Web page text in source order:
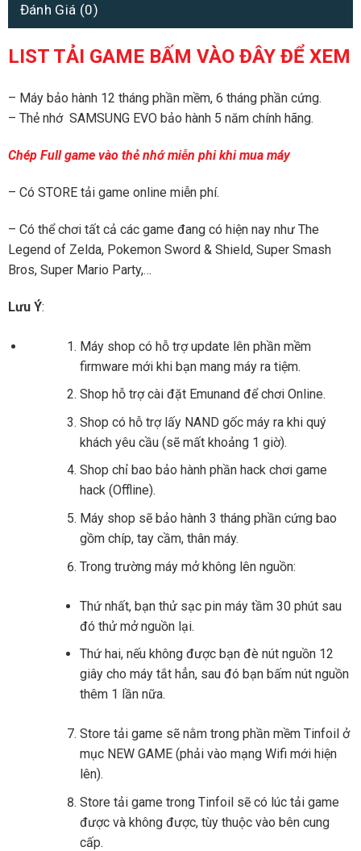
Đánh Giá (0)
LIST TẢI GAME BẤM VÀO ĐÂY ĐỂ XEM
– Máy bảo hành 12 tháng phần mềm, 6 tháng phần cứng.
– Thẻ nhớ SAMSUNG EVO bảo hành 5 năm chính hãng.
Chép Full game vào thẻ nhớ miễn phi khi mua máy
– Có STORE tải game online miễn phí.
– Có thể chơi tất cả các game đang có hiện nay như The
Legend of Zelda, Pokemon Sword & Shield, Super Smash
Bros, Super Mario Party,…
Lưu Ý:
Máy shop có hỗ trợ update lên phần mềm
firmware mới khi bạn mang máy ra tiệm.
Shop hỗ trợ cài đặt Emunand để chơi Online.
Shop có hỗ trợ lấy NAND gốc máy ra khi quý
khách yêu cầu (sẽ mất khoảng 1 giờ).
Shop chỉ bao bảo hành phần hack chơi game
hack (Offline).
Máy shop sẽ bảo hành 3 tháng phần cứng bao
gồm chíp, tay cầm, thân máy.
Trong trường máy mở không lên nguồn:
Thứ nhất, bạn thử sạc pin máy tầm 30 phút sau
đó thử mở nguồn lại.
Thứ hai, nếu không được bạn đè nút nguồn 12
giây cho máy tắt hẳn, sau đó bạn bấm nút nguồn
thêm 1 lần nữa.
Store tải game sẽ nằm trong phần mềm Tinfoil ở
mục NEW GAME (phải vào mạng Wifi mới hiện
lên).
Store tải game trong Tinfoil sẽ có lúc tải game
được và không được, tùy thuộc vào bên cung
cấp.